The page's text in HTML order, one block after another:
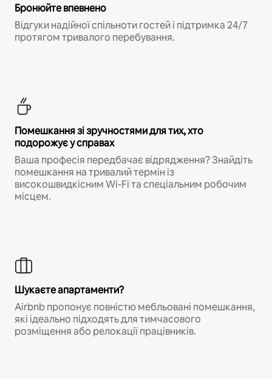
Бронюйте впевнено
Відгуки надійної спільноти гостей і підтримка 24/7
протягом тривалого перебування.
Помешкання зі зручностями для тих, хто
подорожує у справах
Ваша професія передбачає відрядження? Знайдіть
помешкання на тривалий термін із
високошвидкісним Wi-Fi та спеціальним робочим
місцем.
Шукаєте апартаменти?
Airbnb пропонує повністю мебльовані помешкання,
які ідеально підходять для тимчасового
розміщення або релокації працівників.